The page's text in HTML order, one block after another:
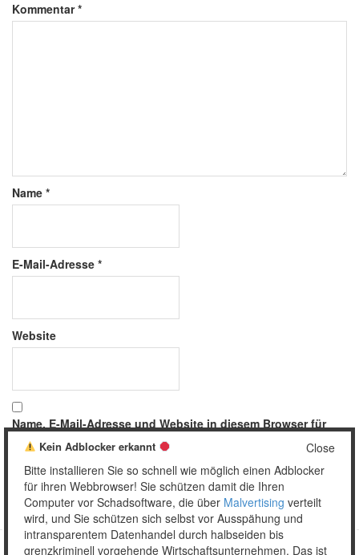
Kommentar*
Name *
E-Mail-Adresse *
Website
Name, E-Mail-Adresse und Website in diesem Browser für
meinen nächsten Kommentar speichern.
Close
Kein Adblocker erkannt
Bitte installieren Sie so schnell wie möglich einen Adblocker
für ihren Webbrowser! Sie schützen damit die Ihren
Computer vor Schadsoftware, die über Malvertising verteilt
wird, und Sie schützen sich selbst vor Ausspähung und
intransparentem Datenhandel durch halbseiden bis
grenzkriminell vorgehende Wirtschaftsunternehmen. Das ist